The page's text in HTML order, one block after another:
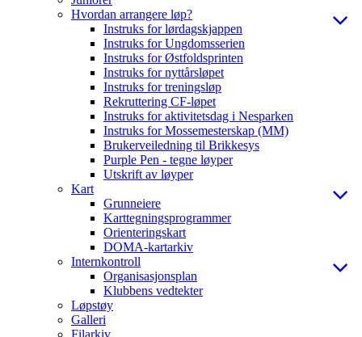
Hvordan arrangere løp?
Instruks for lørdagskjappen
Instruks for Ungdomsserien
Instruks for Østfoldsprinten
Instruks for nyttårsløpet
Instruks for treningsløp
Rekruttering CF-løpet
Instruks for aktivitetsdag i Nesparken
Instruks for Mossemesterskap (MM)
Brukerveiledning til Brikkesys
Purple Pen - tegne løyper
Utskrift av løyper
Kart
Grunneiere
Karttegningsprogrammer
Orienteringskart
DOMA-kartarkiv
Internkontroll
Organisasjonsplan
Klubbens vedtekter
Løpstøy
Galleri
Filarkiv